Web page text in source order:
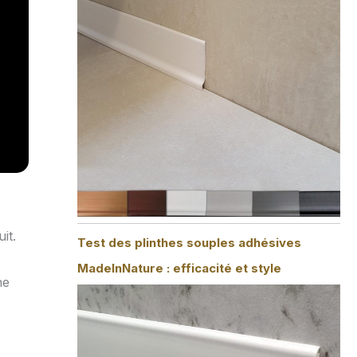
Test des plinthes souples adhésives
MadeInNature : efficacité et style